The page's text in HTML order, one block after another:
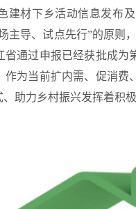
建材下乡活动信息发布
主导、试点先行”的原则
通过申报已经获批成为
作为当前扩内需、促消
助力乡村振兴发挥着积